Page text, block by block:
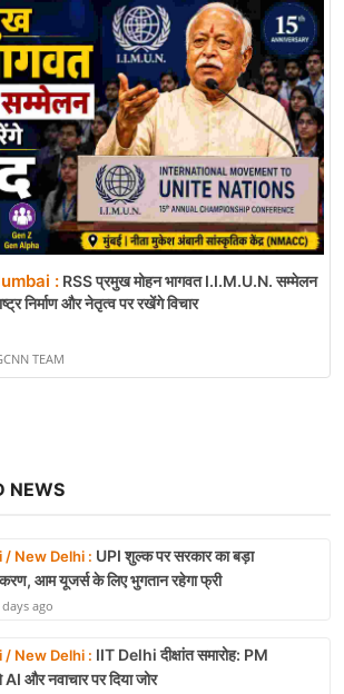
NEWS
/ New Delhi : UPI शुल्क पर सरकार का बड़ा
आम यूजर्स के लिए भुगतान रहेगा फ्री
days ago
/ New Delhi : IIT Delhi दीक्षांत समारोह: PM
AI और नवाचार पर दिया जोर
: RSS प्रमुख मोहन भागवत I.I.M.U.N. सम्मेलन
निर्माण और नेतृत्व पर रखेंगे विचार
TEAM